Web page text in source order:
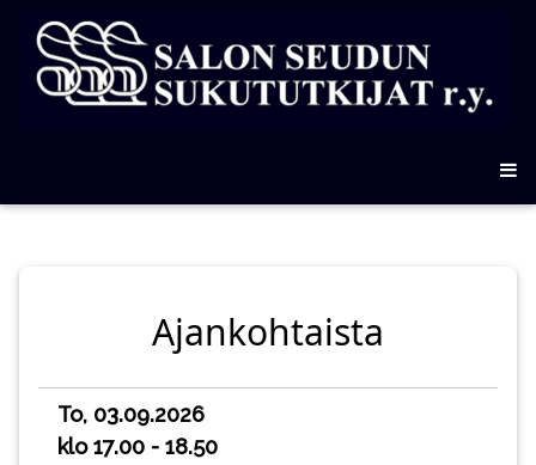
Ajankohtaista
To, 03.09.2026
klo 17.00 - 18.50